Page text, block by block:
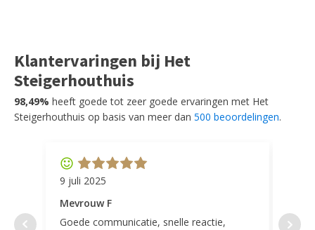
Klantervaringen bij Het
Steigerhouthuis
98,49% heeft goede tot zeer goede ervaringen met Het
Steigerhouthuis op basis van meer dan 500 beoordelingen.
9 juli 2025
Mevrouw F
Goede communicatie, snelle reactie,